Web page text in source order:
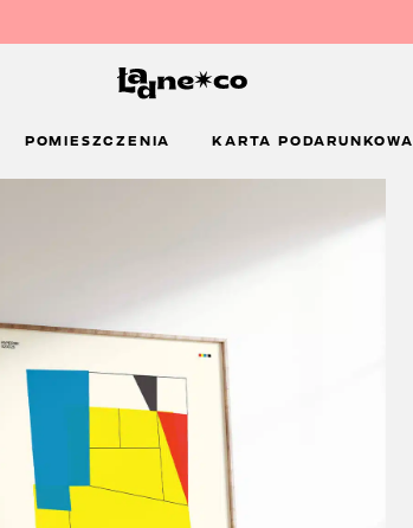
POMIESZCZENIA KARTA PODARUNKOWA